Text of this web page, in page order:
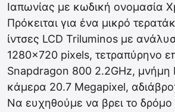
Ιαπωνίας με κωδική ονομασία
Πρόκειται για ένα μικρό
ίντσες LCD Triluminos με
1280×720 pixels, τετραπύρηνο
Snapdragon 800 2.2GHz, μνήμη
κάμερα 20.7 Megapixel,
Να ευχηθούμε να βρει το δρόμο